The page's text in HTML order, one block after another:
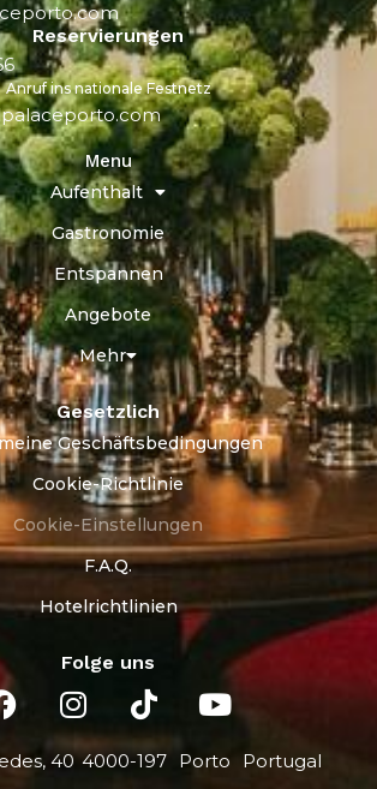
Reservierungen
Anruf ins nationale Festnetz
Menu
Aufenthalt
Gastronomie
Entspannen
Angebote
Mehr
Gesetzlich
Geschäftsbedingungen
Cookie-Richtlinie
Cookie-Einstellungen
F.A.Q.
Hotelrichtlinien
Folge uns
40 4000-197 Porto Portugal